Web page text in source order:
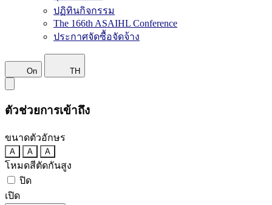
ปฏิทินกิจกรรม
The 166th ASAIHL Conference
ประกาศจัดซื้อจัดจ้าง
On TH
ตัวช่วยการเข้าถึง
ขนาดตัวอักษร
A A A
โหมดสีตัดกันสูง
ปิด
เปิด